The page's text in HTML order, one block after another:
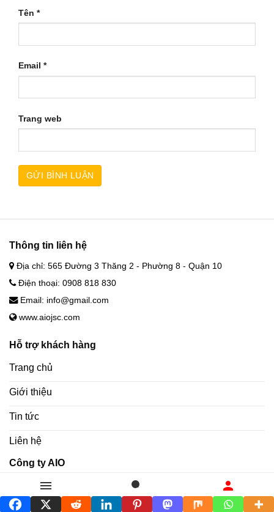
Tên *
Email *
Trang web
Thông tin liên hệ
Địa chỉ: 565 Đường 3 Thăng 2 - Phường 8 - Quận 10
Điện thoại: 0908 818 830
Email: info@gmail.com
www.aiojsc.com
Hỗ trợ khách hàng
Trang chủ
Giới thiệu
Tin tức
Liên hệ
Công ty AIO
Cơ khí AIO
Danh mục Tìm kiếm Liên hệ